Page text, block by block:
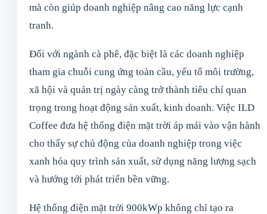
mà còn giúp doanh nghiệp nâng cao năng lực cạnh
tranh.
Đối với ngành cà phê, đặc biệt là các doanh nghiệp
tham gia chuỗi cung ứng toàn cầu, yếu tố môi trường,
xã hội và quản trị ngày càng trở thành tiêu chí quan
trọng trong hoạt động sản xuất, kinh doanh. Việc ILD
Coffee đưa hệ thống điện mặt trời áp mái vào vận hành
cho thấy sự chủ động của doanh nghiệp trong việc
xanh hóa quy trình sản xuất, sử dụng năng lượng sạch
và hướng tới phát triển bền vững.
Hệ thống điện mặt trời 900kWp không chỉ tạo ra